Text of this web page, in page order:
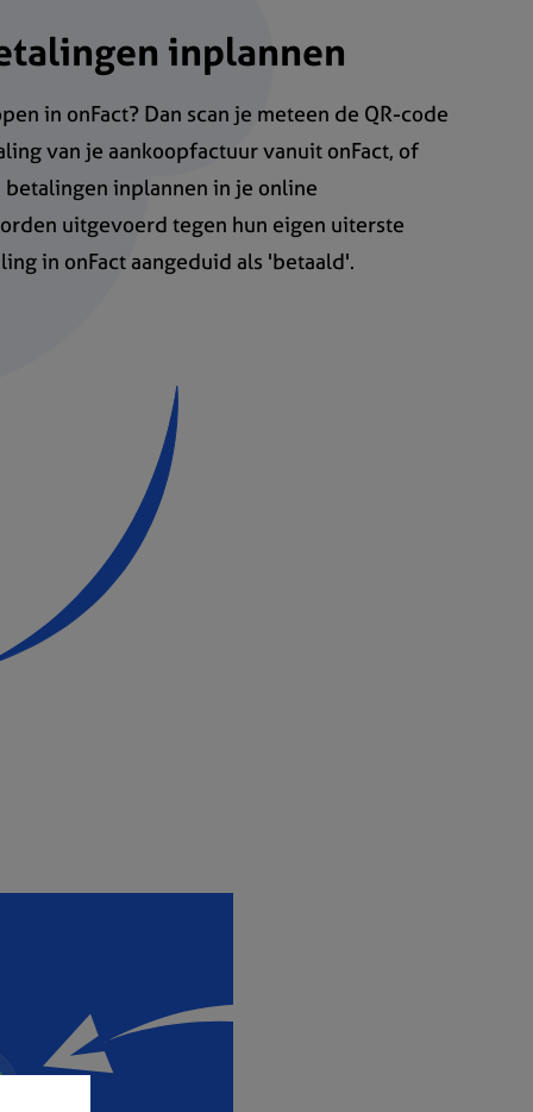
inplannen
in onFact? Dan scan je meteen de QR-code
van je aankoopfactuur vanuit onFact, of
inplannen in je online
uitgevoerd tegen hun eigen uiterste
in onFact aangeduid als 'betaald'.